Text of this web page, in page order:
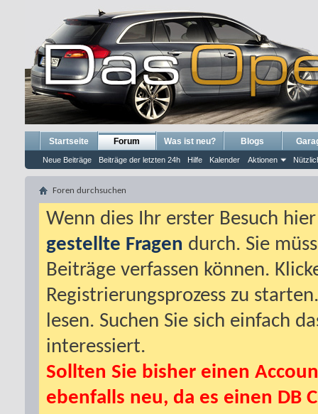
Startseite Forum
Neue Beiträge Beiträge der letzten 24h Hilfe Kalender Aktionen
Was ist neu? Blogs
Foren durchsuchen
Wenn dies Ihr erster Besuch
gestellte Fragen durch. Sie
Beiträge verfassen können.
Registrierungsprozess zu
lesen. Suchen Sie sich einfach
interessiert.
Sollten Sie bisher einen
ebenfalls neu, da es einen DB